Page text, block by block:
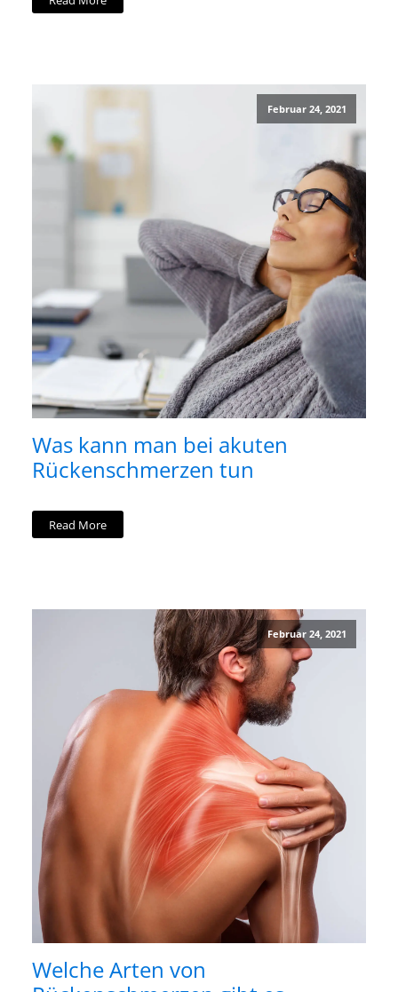
Februar 24, 2021
Was kann man bei akuten
Rückenschmerzen tun
Read More
Februar 24, 2021
Welche Arten von